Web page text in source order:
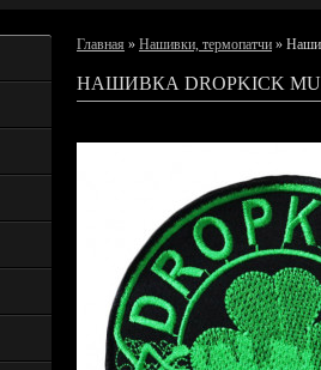
Главная » Нашивки, термопатчи »
НАШИВКА DROPKICK